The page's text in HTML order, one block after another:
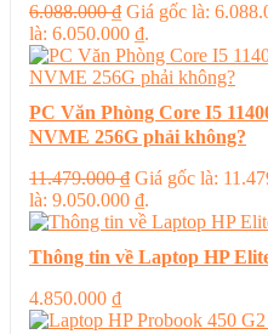
6.088.000₫ Giá gốc là:
là: 6.050.000 ₫.
PC Văn Phòng Core I5
NVME 256G phải không?
11.479.000₫ Giá gốc là:
là: 9.050.000 ₫.
Thông tin về Laptop HP
4.850.000 ₫